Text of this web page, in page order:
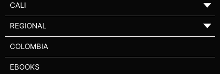
CALI ▼
REGIONAL ▼
COLOMBIA
EBOOKS